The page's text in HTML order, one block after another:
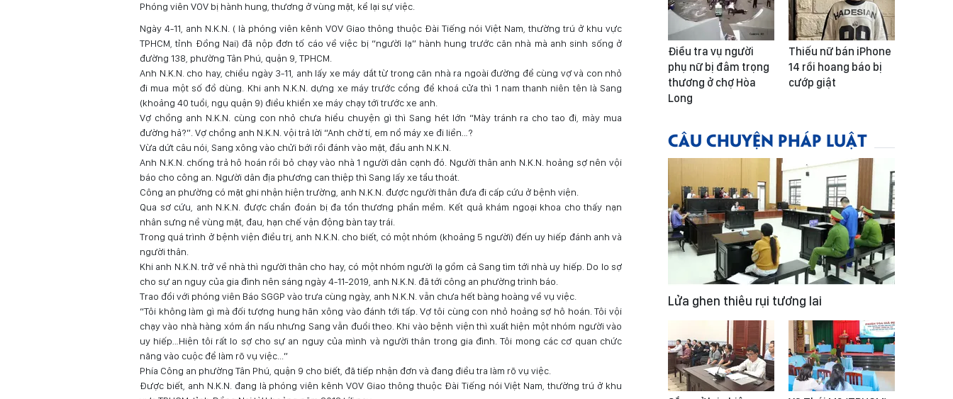
Phóng viên VOV bị hành hung, thương ở vùng mặt, kể lại sự việc.
Ngày 4-11, anh N.K.N. ( là phóng viên kênh VOV Giao thông thuộc Đài Tiếng nói Việt Nam, thường trú ở khu vực
TPHCM, tỉnh Đồng Nai) đã nộp đơn tố cáo về việc bị “người lạ” hành hung trước căn nhà mà anh sinh sống ở
đường 138, phường Tân Phú, quận 9, TPHCM.
Anh N.K.N. cho hay, chiều ngày 3-11, anh lấy xe máy dắt từ trong căn nhà ra ngoài đường để cùng vợ và con nhỏ
đi mua một số đồ dùng. Khi anh N.K.N. dựng xe máy trước cổng để khoá cửa thì 1 nam thanh niên tên là Sang
(khoảng 40 tuổi, ngụ quận 9) điều khiển xe máy chạy tới trước xe anh.
Vợ chồng anh N.K.N. cùng con nhỏ chưa hiểu chuyện gì thì Sang hét lớn “Mày tránh ra cho tao đi, mày mua
đường hả?”. Vợ chồng anh N.K.N. vội trả lời “Anh chờ tí, em nổ máy xe đi liền…?
Vừa dứt câu nói, Sang xông vào chửi bới rồi đánh vào mặt, đầu anh N.K.N.
Anh N.K.N. chống trả hô hoán rồi bỏ chạy vào nhà 1 người dân cạnh đó. Người thân anh N.K.N. hoảng sợ nên vội
báo cho công an. Người dân địa phương can thiệp thì Sang lấy xe tẩu thoát.
Công an phường có mặt ghi nhận hiện trường, anh N.K.N. được người thân đưa đi cấp cứu ở bệnh viện.
Qua sơ cứu, anh N.K.N. được chẩn đoán bị đa tổn thương phần mềm. Kết quả khám ngoại khoa cho thấy nạn
nhân sưng nề vùng mặt, đau, hạn chế vận động bàn tay trái.
Trong quá trình ở bệnh viện điều trị, anh N.K.N. cho biết, có một nhóm (khoảng 5 người) đến uy hiếp đánh anh và
người thân.
Khi anh N.K.N. trở về nhà thì người thân cho hay, có một nhóm người lạ gồm cả Sang tìm tới nhà uy hiếp. Do lo sợ
cho sự an nguy của gia đình nên sáng ngày 4-11-2019, anh N.K.N. đã tới công an phường trình báo.
Trao đổi với phóng viên Báo SGGP vào trưa cùng ngày, anh N.K.N. vẫn chưa hết bàng hoàng về vụ việc.
“Tôi không làm gì mà đối tượng hung hãn xông vào đánh tới tấp. Vợ tôi cùng con nhỏ hoảng sợ hô hoán. Tôi vội
chạy vào nhà hàng xóm ẩn nấu nhưng Sang vẫn đuổi theo. Khi vào bệnh viện thì xuất hiện một nhóm người vào
uy hiếp…Hiện tôi rất lo sợ cho sự an nguy của mình và người thân trong gia đình. Tôi mong các cơ quan chức
năng vào cuộc để làm rõ vụ việc...”
Phía Công an phường Tân Phú, quận 9 cho biết, đã tiếp nhận đơn và đang điều tra làm rõ vụ việc.
Được biết, anh N.K.N. đang là phóng viên kênh VOV Giao thông thuộc Đài Tiếng nói Việt Nam, thường trú ở khu
Điều tra vụ người
phụ nữ bị đâm trọng
thương ở chợ Hòa
Long
Thiếu nữ bán iPhone
14 rồi hoang báo bị
cướp giật
CÂU CHUYỆN PHÁP LUẬT
Lửa ghen thiêu rụi tương lai